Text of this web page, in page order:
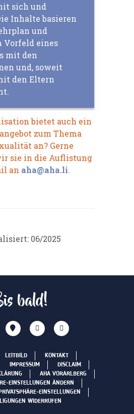
sich und
Inhalte basieren
und
Vorfeld eines
mit den
und, soweit
den Eltern
bietet auch ein
zum Thema
an? Gerne
sie in die Auflistung
an aha@aha.li.
06/2025
bald!
LEITBILD
KONTAKT
IMPRESSUM
DISCLAIM
AHA VORARLBERG
EINSTELLUNGEN ÄNDERN
EINSTELLUNGEN
WIDERRUFEN